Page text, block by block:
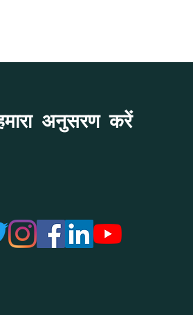
अनुसरण करें